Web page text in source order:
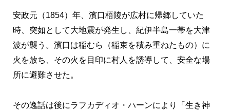
安政元（1854）年、濱口梧陵が広村に帰郷していた
時、突如として大地震が発生し、紀伊半島一帯を大津
波が襲う。濱口は稲むら（稲束を積み重ねたもの）に
火を放ち、その火を目印に村人を誘導して、安全な場
所に避難させた。
その逸話は後にラフカディオ・ハーンにより「生き神